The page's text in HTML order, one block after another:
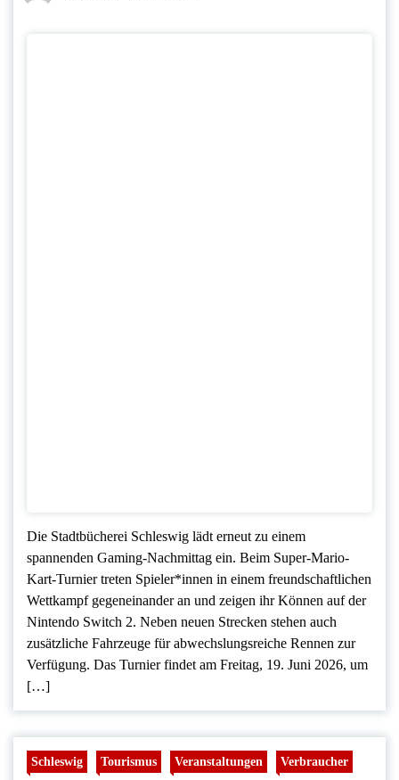
Die Stadtbücherei Schleswig lädt erneut zu einem
spannenden Gaming-Nachmittag ein. Beim Super-Mario-
Kart-Turnier treten Spieler*innen in einem freundschaftlichen
Wettkampf gegeneinander an und zeigen ihr Können auf der
Nintendo Switch 2. Neben neuen Strecken stehen auch
zusätzliche Fahrzeuge für abwechslungsreiche Rennen zur
Verfügung. Das Turnier findet am Freitag, 19. Juni 2026, um
[…]
Schleswig Tourismus Veranstaltungen Verbraucher